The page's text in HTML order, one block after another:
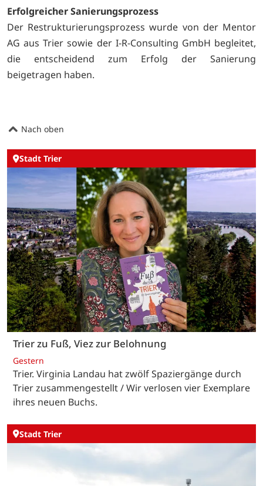
Erfolgreicher Sanierungsprozess
Der Restrukturierungsprozess wurde von der Mentor
AG aus Trier sowie der I-R-Consulting GmbH begleitet,
die entscheidend zum Erfolg der Sanierung
beigetragen haben.
Nach oben
Stadt Trier
Trier zu Fuß, Viez zur Belohnung
Gestern
Trier. Virginia Landau hat zwölf Spaziergänge durch
Trier zusammengestellt / Wir verlosen vier Exemplare
ihres neuen Buchs.
Stadt Trier